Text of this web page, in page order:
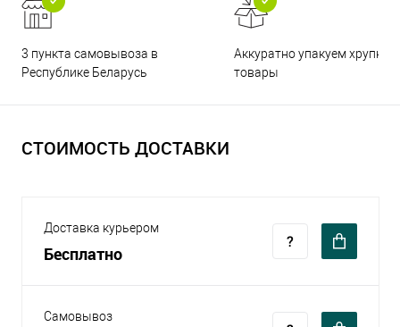
3 пункта самовывоза в
Республике Беларусь
Аккуратно упакуем хрупкие
товары
СТОИМОСТЬ ДОСТАВКИ
Доставка курьером
Бесплатно
Самовывоз